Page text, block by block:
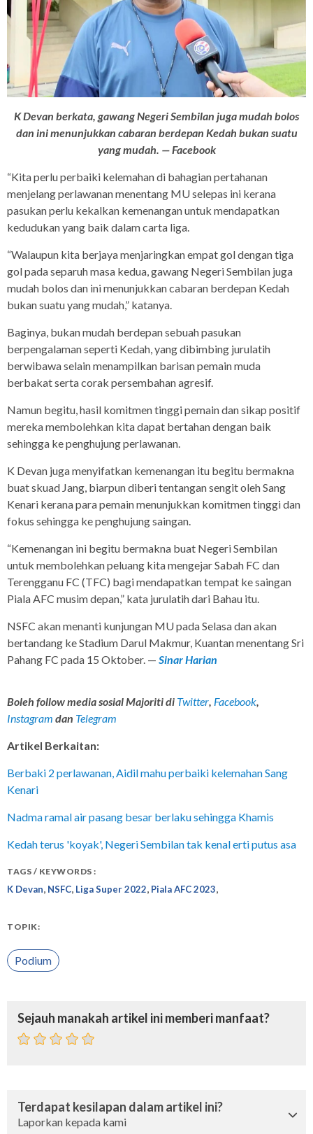
K Devan berkata, gawang Negeri Sembilan juga mudah bolos
dan ini menunjukkan cabaran berdepan Kedah bukan suatu
yang mudah. — Facebook
“Kita perlu perbaiki kelemahan di bahagian pertahanan
menjelang perlawanan menentang MU selepas ini kerana
pasukan perlu kekalkan kemenangan untuk mendapatkan
kedudukan yang baik dalam carta liga.
“Walaupun kita berjaya menjaringkan empat gol dengan tiga
gol pada separuh masa kedua, gawang Negeri Sembilan juga
mudah bolos dan ini menunjukkan cabaran berdepan Kedah
bukan suatu yang mudah,” katanya.
Baginya, bukan mudah berdepan sebuah pasukan
berpengalaman seperti Kedah, yang dibimbing jurulatih
berwibawa selain menampilkan barisan pemain muda
berbakat serta corak persembahan agresif.
Namun begitu, hasil komitmen tinggi pemain dan sikap positif
mereka membolehkan kita dapat bertahan dengan baik
sehingga ke penghujung perlawanan.
K Devan juga menyifatkan kemenangan itu begitu bermakna
buat skuad Jang, biarpun diberi tentangan sengit oleh Sang
Kenari kerana para pemain menunjukkan komitmen tinggi dan
fokus sehingga ke penghujung saingan.
“Kemenangan ini begitu bermakna buat Negeri Sembilan
untuk membolehkan peluang kita mengejar Sabah FC dan
Terengganu FC (TFC) bagi mendapatkan tempat ke saingan
Piala AFC musim depan,” kata jurulatih dari Bahau itu.
NSFC akan menanti kunjungan MU pada Selasa dan akan
bertandang ke Stadium Darul Makmur, Kuantan menentang Sri
Pahang FC pada 15 Oktober. — Sinar Harian
Boleh follow media sosial Majoriti di Twitter, Facebook,
Instagram dan Telegram
Artikel Berkaitan:
Berbaki 2 perlawanan, Aidil mahu perbaiki kelemahan Sang
Kenari
Nadma ramal air pasang besar berlaku sehingga Khamis
Kedah terus 'koyak', Negeri Sembilan tak kenal erti putus asa
TAGS / KEYWORDS :
K Devan, NSFC, Liga Super 2022, Piala AFC 2023,
TOPIK:
Podium
Sejauh manakah artikel ini memberi manfaat?
Terdapat kesilapan dalam artikel ini?
Laporkan kepada kami